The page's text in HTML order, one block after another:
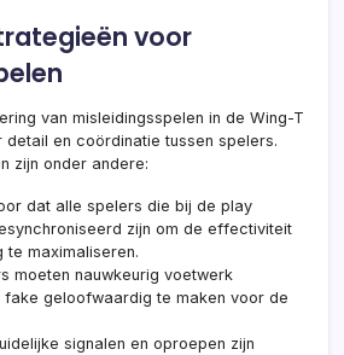
voor
van misleidingsspelen in de Wing-T
en coördinatie tussen spelers.
zijn onder andere:
dat alle spelers die bij de play
zijn om de effectiviteit
te maximaliseren.
moeten nauwkeurig voetwerk
fake geloofwaardig te maken voor de
signalen en oproepen zijn